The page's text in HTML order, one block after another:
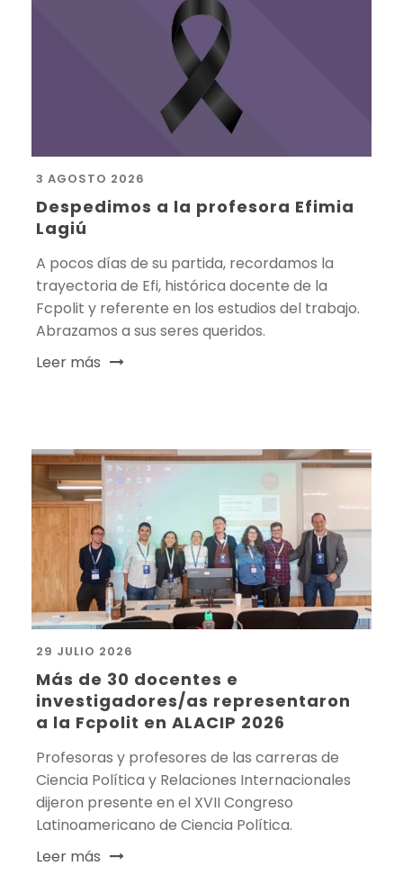
3 AGOSTO 2026
Despedimos a la profesora Efimia
Lagiú
A pocos días de su partida, recordamos la
trayectoria de Efi, histórica docente de la
Fcpolit y referente en los estudios del trabajo.
Abrazamos a sus seres queridos.
Leer más
29 JULIO 2026
Más de 30 docentes e
investigadores/as representaron
a la Fcpolit en ALACIP 2026
Profesoras y profesores de las carreras de
Ciencia Política y Relaciones Internacionales
dijeron presente en el XVII Congreso
Latinoamericano de Ciencia Política.
Leer más